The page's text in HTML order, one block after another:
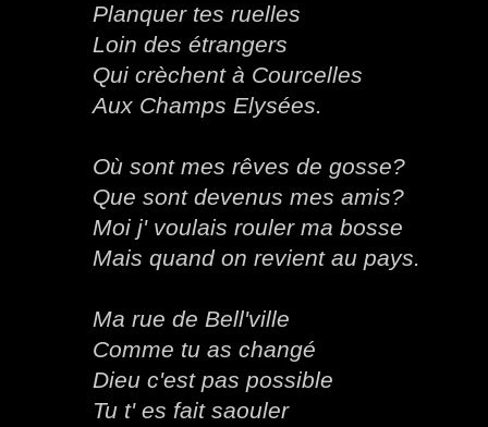
Planquer tes ruelles
Loin des étrangers
Qui crèchent à Courcelles
Aux Champs Elysées.
Où sont mes rêves de gosse?
Que sont devenus mes amis?
Moi j' voulais rouler ma bosse
Mais quand on revient au pays.
Ma rue de Bell'ville
Comme tu as changé
Dieu c'est pas possible
Tu t' es fait saouler